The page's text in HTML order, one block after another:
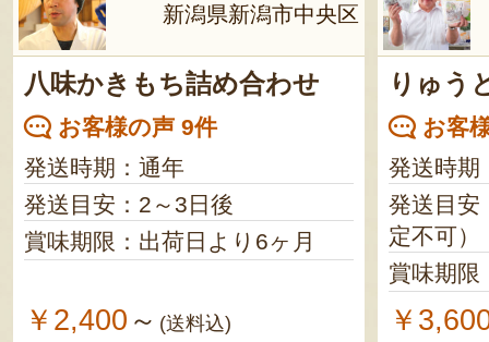
新潟県新潟市中央区
八味かきもち詰め合わせ
お客様の声 9件
発送時期：通年
発送目安：2～3日後
賞味期限：出荷日より6ヶ月
￥2,400 ～ (送料込)
りゅう
お客
発送時期
発送目安
定不可）
賞味期限
￥